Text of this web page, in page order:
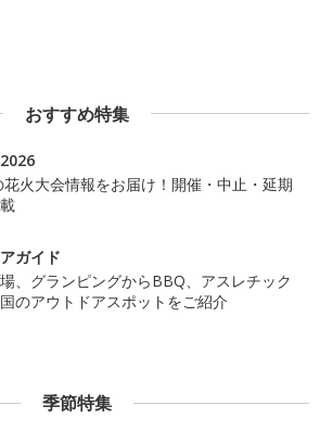
おすすめ特集
火大会情報をお届け！開催・中止・延期
ガイド
、グランピングからBBQ、アスレチック
のアウトドアスポットをご紹介
季節特集